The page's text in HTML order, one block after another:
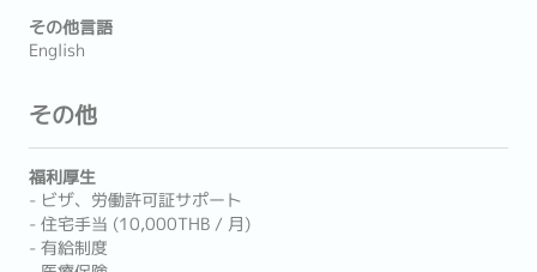
その他言語
English
その他
福利厚生
- ビザ、労働許可証サポート
- 住宅手当 (10,000THB / 月)
- 有給制度